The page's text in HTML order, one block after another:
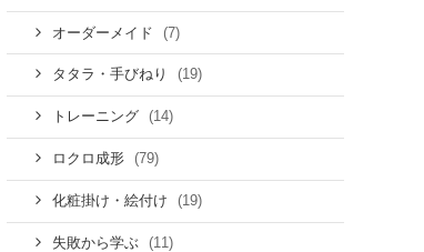
オーダーメイド (7)
タタラ・手びねり (19)
トレーニング (14)
ロクロ成形 (79)
化粧掛け・絵付け (19)
失敗から学ぶ (11)